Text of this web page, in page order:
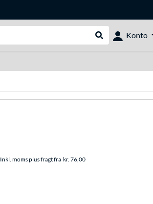
Udfør søgning
Konto
Inkl. moms plus fragt fra kr. 76,00